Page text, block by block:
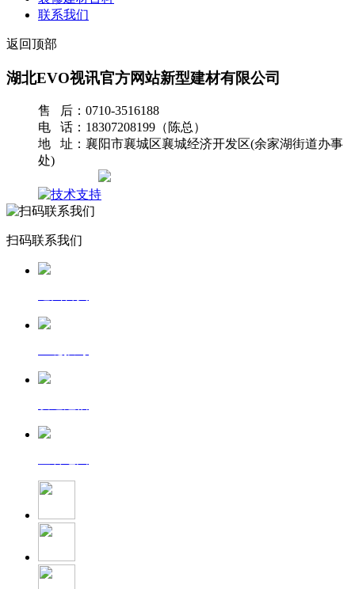
联系我们
返回顶部
湖北EVO视讯官方网站新型建材有限公司
售 后：0710-3516188
电 话：18307208199（陈总）
地 址：襄阳市襄城区襄城经济开发区(余家湖街道办事
处)
扫码联系我们